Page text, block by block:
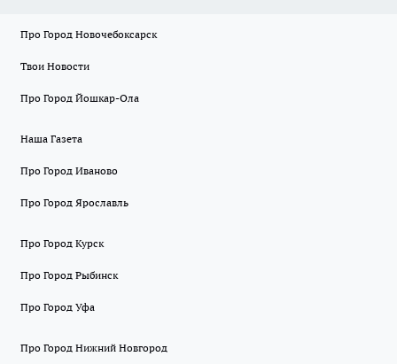
Про Город Новочебоксарск
Твои Новости
Про Город Йошкар-Ола
Наша Газета
Про Город Иваново
Про Город Ярославль
Про Город Курск
Про Город Рыбинск
Про Город Уфа
Про Город Нижний Новгород